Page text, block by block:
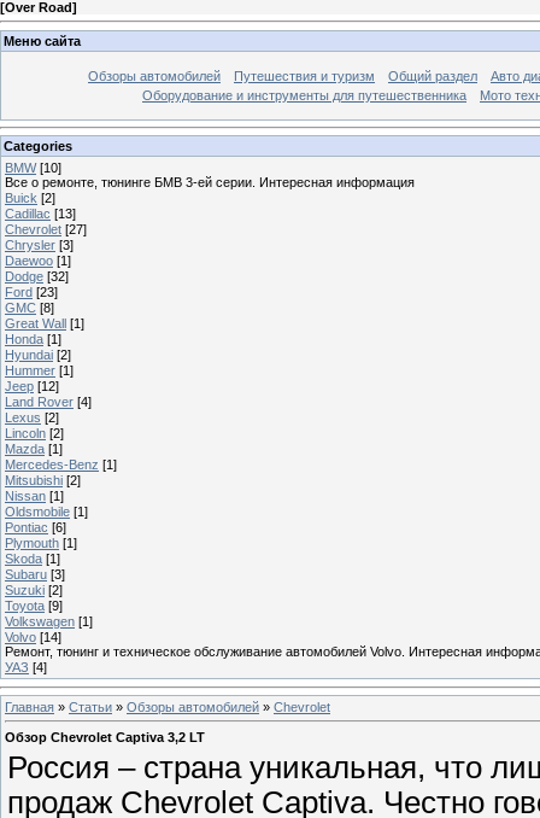
[Over Road]
Меню сайта
Обзоры автомобилей Путешествия и туризм Общий раздел
Авто
Оборудование и инструменты для путешественника
Мото
Categories
BMW [10]
Все о ремонте, тюнинге БМВ 3-ей серии. Интересная информация
Buick [2]
Cadillac [13]
Chevrolet [27]
Chrysler [3]
Daewoo [1]
Dodge [32]
Ford [23]
GMC [8]
Great Wall
[1]
Honda [1]
Hyundai [2]
Hummer [1]
Jeep [12]
Land Rover [4]
Lexus [2]
Lincoln [2]
Mazda [1]
Mercedes-Benz [1]
Mitsubishi [2]
Nissan [1]
Oldsmobile [1]
Pontiac [6]
Plymouth [1]
Skoda [1]
Subaru [3]
Suzuki [2]
Toyota [9]
Volkswagen [1]
Volvo [14]
Ремонт, тюнинг и техническое обслуживание автомобилей Volvo. Интересная
УАЗ [4]
Главная » Статьи » Обзоры автомобилей » Chevrolet
Обзор Chevrolet Captiva 3,2 LT
Россия – страна уникальная, что
продаж Chevrolet Captiva. Честно